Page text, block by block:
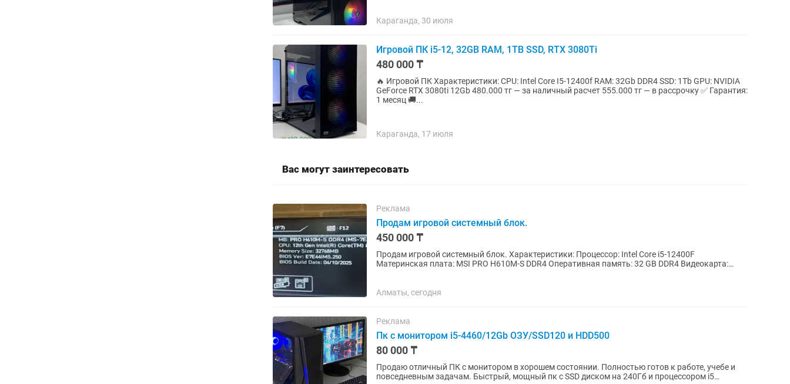
Караганда, 30 июля
Игровой ПК i5-12, 32GB RAM, 1TB SSD, RTX 3080Ti
480 000 ₸
🔥 Игровой ПК Характеристики: CPU: Intel Core I5-12400f RAM: 32Gb DDR4 SSD: 1Tb GPU: NVIDIA
GeForce RTX 3080ti 12Gb 480.000 тг — за наличный расчет 555.000 тг — в рассрочку ✅ Гарантия:
1 месяц 🚚...
Караганда, 17 июля
Вас могут заинтересовать
Реклама
Продам игровой системный блок.
450 000 ₸
Продам игровой системный блок. Характеристики: Процессор: Intel Core i5-12400F
Материнская плата: MSI PRO H610M-S DDR4 Оперативная память: 32 GB DDR4 Видеокарта:
Алматы, сегодня
Реклама
Пк с монитором i5-4460/12Gb ОЗУ/SSD120 и HDD500
80 000 ₸
Продаю отличный ПК с монитором в хорошем состоянии. Полностью готов к работе, учебе и
повседневным задачам. Быстрый, мощный пк с SSD диском на 240Гб и процессором i5